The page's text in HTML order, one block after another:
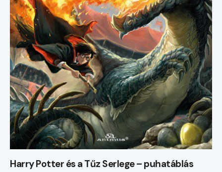
Harry Potter és a Tűz Serlege – puhatáblás